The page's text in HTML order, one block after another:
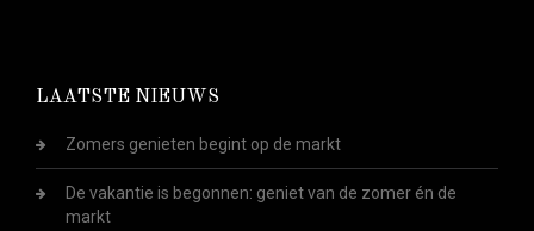
LAATSTE NIEUWS
Zomers genieten begint op de markt
De vakantie is begonnen: geniet van de zomer én de
markt